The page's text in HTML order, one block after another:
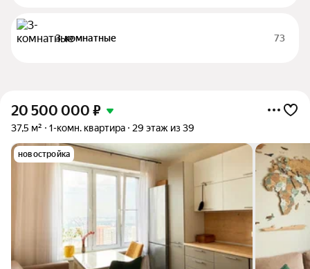
3-комнатные 73
20 500 000 ₽
37,5 м² 1-комн. квартира 29 этаж из 39
новостройка